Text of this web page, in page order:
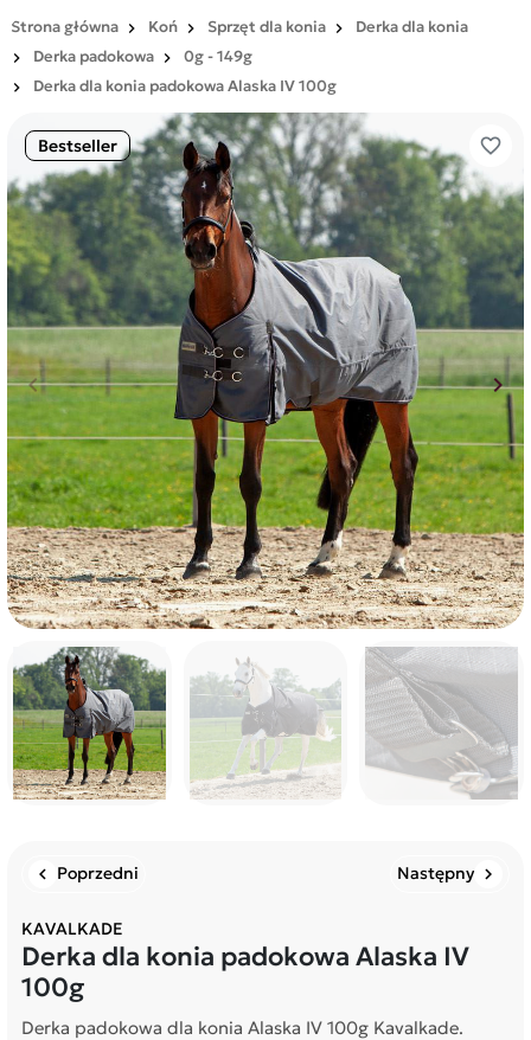
Strona główna Koń Sprzęt dla konia
Derka dla konia
Derka padokowa
0g - 149g
Derka dla konia padokowa Alaska IV 100g
Bestseller favorite_border
Poprzedni
keyboard_arrow_left keyboard_arrow_right
chevron_left Poprzedni Następny chevron_right
KAVALKADE
Derka dla konia padokowa Alaska IV
100g
Derka padokowa dla konia Alaska IV 100g Kavalkade.